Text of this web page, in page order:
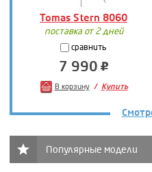
Tomas Stern 8060
поставка от 2 дней
сравнить
7 990
В корзину Купить
Популярные модели